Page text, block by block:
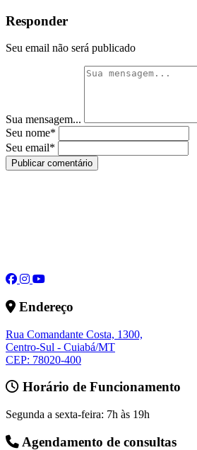
Responder
Seu email não será publicado
Sua mensagem...
Seu nome*
Seu email*
Publicar comentário
Endereço
Rua Comandante Costa, 1300,
Centro-Sul - Cuiabá/MT
CEP: 78020-400
Horário de Funcionamento
Segunda a sexta-feira: 7h às 19h
Agendamento de consultas